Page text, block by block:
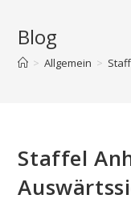
Blog
> Allgemein >
Staffel